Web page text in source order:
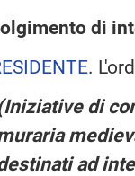
di
.
di
ad